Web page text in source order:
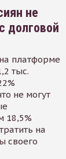
не
долговой
платформе
тыс.
не могут
18,5%
на
своего